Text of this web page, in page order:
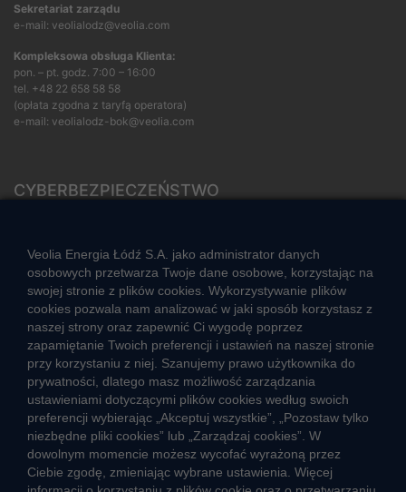
Sekretariat zarządu
e-mail: veolialodz@veolia.com
Kompleksowa obsługa Klienta:
pon. – pt. godz. 7:00 – 16:00
tel. +48 22 658 58 58
(opłata zgodna z taryfą operatora)
e-mail: veolialodz-bok@veolia.com
CYBERBEZPIECZEŃSTWO
CIEPŁO SYSTEMOWE
Zalety ciepła systemowego
Ciepło przez cały rok
Usługi okołociepłownicze
Informacje ciepła systemowego
Veolia Energia Łódź S.A. jako administrator danych
osobowych przetwarza Twoje dane osobowe, korzystając na
swojej stronie z plików cookies. Wykorzystywanie plików
cookies pozwala nam analizować w jaki sposób korzystasz z
naszej strony oraz zapewnić Ci wygodę poprzez
zapamiętanie Twoich preferencji i ustawień na naszej stronie
przy korzystaniu z niej. Szanujemy prawo użytkownika do
prywatności, dlatego masz możliwość zarządzania
ustawieniami dotyczącymi plików cookies według swoich
preferencji wybierając „Akceptuj wszystkie”, „Pozostaw tylko
niezbędne pliki cookies” lub „Zarządzaj cookies”. W
dowolnym momencie możesz wycofać wyrażoną przez
Ciebie zgodę, zmieniając wybrane ustawienia. Więcej